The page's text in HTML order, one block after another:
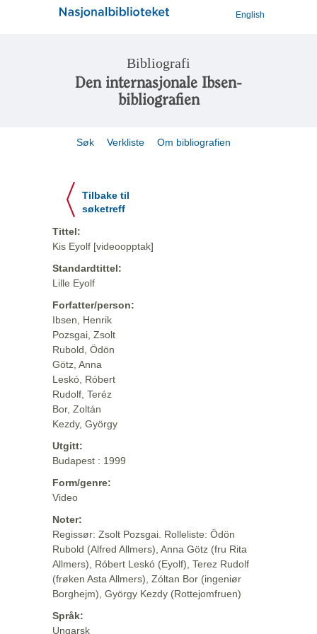
English
Bibliografi
Den internasjonale Ibsen-
bibliografien
Søk Verkliste Om bibliografien
Tilbake til
søketreff
Tittel:
Kis Eyolf [videoopptak]
Standardtittel:
Lille Eyolf
Forfatter/person:
Ibsen, Henrik
Pozsgai, Zsolt
Rubold, Ödön
Götz, Anna
Leskó, Róbert
Rudolf, Teréz
Bor, Zoltán
Kezdy, György
Utgitt:
Budapest : 1999
Form/genre:
Video
Noter:
Regissør: Zsolt Pozsgai. Rolleliste: Ödön
Rubold (Alfred Allmers), Anna Götz (fru Rita
Allmers), Róbert Leskó (Eyolf), Terez Rudolf
(frøken Asta Allmers), Zóltan Bor (ingeniør
Borghejm), György Kezdy (Rottejomfruen)
Språk:
Ungarsk